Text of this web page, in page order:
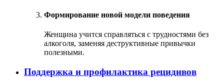
Формирование новой модели поведения
Женщина учится справляться с трудностями без
алкоголя, заменяя деструктивные привычки
полезными.
Поддержка и профилактика рецидивов